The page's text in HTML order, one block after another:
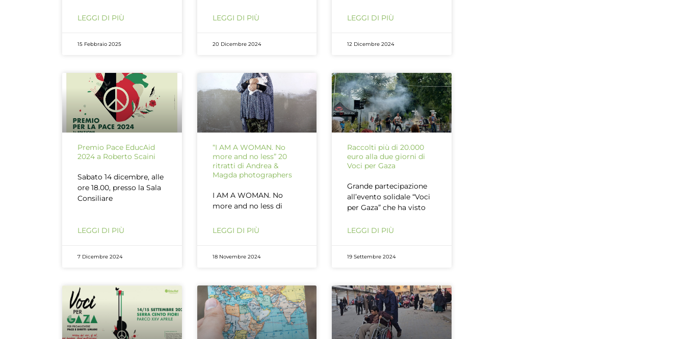
LEGGI DI PIÙ
15 Febbraio 2025
LEGGI DI PIÙ
20 Dicembre 2024
LEGGI DI PIÙ
12 Dicembre 2024
Premio Pace EducAid
2024 a Roberto Scaini
Sabato 14 dicembre, alle
ore 18.00, presso la Sala
Consiliare
LEGGI DI PIÙ
7 Dicembre 2024
“I AM A WOMAN. No
more and no less” 20
ritratti di Andrea &
Magda photographers
I AM A WOMAN. No
more and no less di
LEGGI DI PIÙ
18 Novembre 2024
Raccolti più di 20.000
euro alla due giorni di
Voci per Gaza
Grande partecipazione
all’evento solidale “Voci
per Gaza” che ha visto
LEGGI DI PIÙ
19 Settembre 2024